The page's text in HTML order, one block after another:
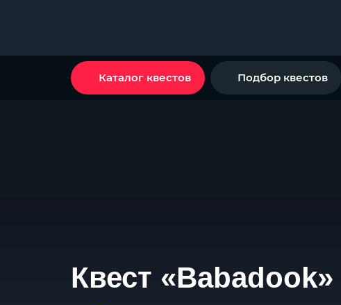
Каталог квестов Подбор квестов
Квест «Babadook»